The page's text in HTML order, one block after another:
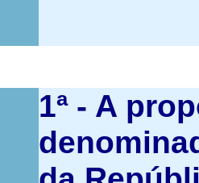
1ª - A